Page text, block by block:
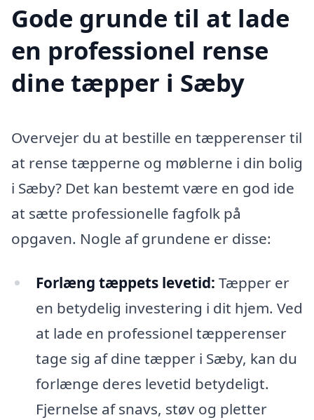
Gode grunde til at lade
en professionel rense
dine tæpper i Sæby
Overvejer du at bestille en tæpperenser til
at rense tæpperne og møblerne i din bolig
i Sæby? Det kan bestemt være en god ide
at sætte professionelle fagfolk på
opgaven. Nogle af grundene er disse:
Forlæng tæppets levetid: Tæpper er
en betydelig investering i dit hjem. Ved
at lade en professionel tæpperenser
tage sig af dine tæpper i Sæby, kan du
forlænge deres levetid betydeligt.
Fjernelse af snavs, støv og pletter